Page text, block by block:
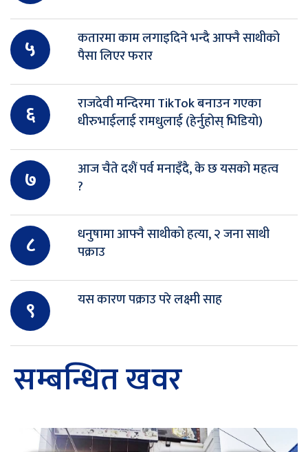
५
कतारमा काम लगाइदिने भन्दै आफ्नै साथीको
पैसा लिएर फरार
६
राजदेवी मन्दिरमा TikTok बनाउन गएका
धीरुभाईलाई रामधुलाई (हेर्नुहोस् भिडियो)
७
आज चैते दशैं पर्व मनाइँदै, के छ यसको महत्व
?
८
धनुषामा आफ्नै साथीको हत्या, २ जना साथी
पक्राउ
९ यस कारण पक्राउ परे लक्ष्मी साह
सम्बन्धित खवर